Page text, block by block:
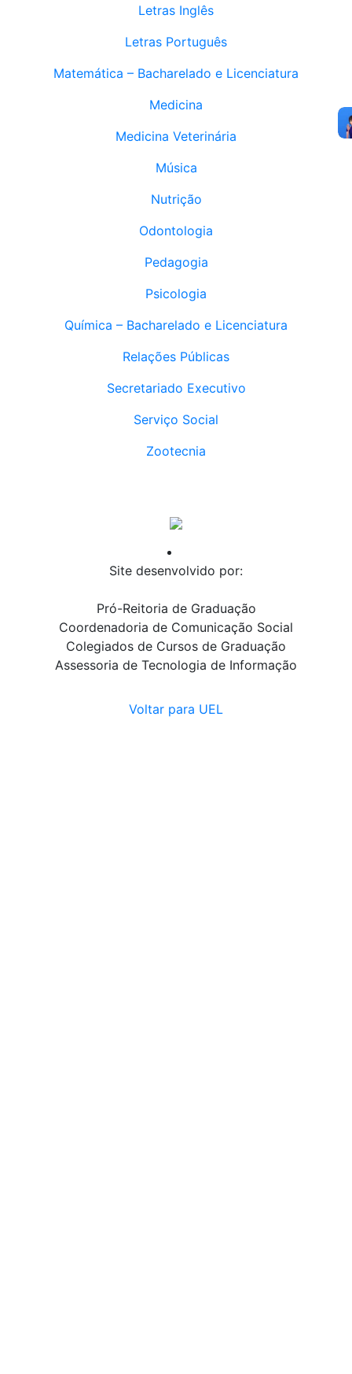
Letras Inglês
Letras Português
Matemática – Bacharelado e Licenciatura
Medicina
Medicina Veterinária
Música
Nutrição
Odontologia
Pedagogia
Psicologia
Química – Bacharelado e Licenciatura
Relações Públicas
Secretariado Executivo
Serviço Social
Zootecnia
Site desenvolvido por:
Pró-Reitoria de Graduação
Coordenadoria de Comunicação Social
Colegiados de Cursos de Graduação
Assessoria de Tecnologia de Informação
Voltar para UEL